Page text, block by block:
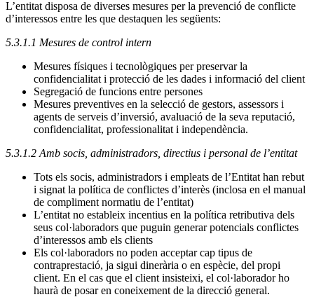
L’entitat disposa de diverses mesures per la prevenció de conflicte
d’interessos entre les que destaquen les següents:
5.3.1.1 Mesures de control intern
Mesures físiques i tecnològiques per preservar la
confidencialitat i protecció de les dades i informació del client
Segregació de funcions entre persones
Mesures preventives en la selecció de gestors, assessors i
agents de serveis d’inversió, avaluació de la seva reputació,
confidencialitat, professionalitat i independència.
5.3.1.2 Amb socis, administradors, directius i personal de l’entitat
Tots els socis, administradors i empleats de l’Entitat han rebut
i signat la política de conflictes d’interès (inclosa en el manual
de compliment normatiu de l’entitat)
L’entitat no estableix incentius en la política retributiva dels
seus col·laboradors que puguin generar potencials conflictes
d’interessos amb els clients
Els col·laboradors no poden acceptar cap tipus de
contraprestació, ja sigui dinerària o en espècie, del propi
client. En el cas que el client insisteixi, el col·laborador ho
haurà de posar en coneixement de la direcció general.